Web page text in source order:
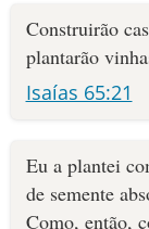
Construirão
plantarão
Isaías 65:21
Eu a plantei
de semente
Como, então,